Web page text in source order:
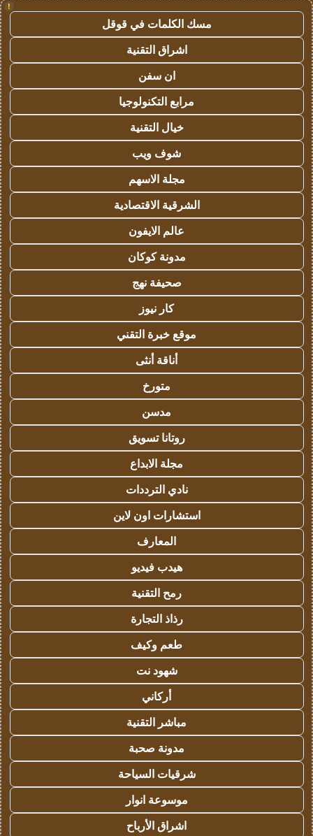
!
مسك الكلمات في قوقل
اشراق التقنية
ان سفن
مرابع التكنولوجيا
خيال التقنية
شوف ويب
مجلة الاسهم
الشرقية الاقتصادية
عالم الايفون
مدونة كوكان
صحيفة نهج
كار نيوز
موقع خبرة التقني
أناقة أنثى
متورخ
مدسن
روتانا تسويق
مجلة الابداع
نادي الترددات
استشارات اون لاين
المعارف
هيدب فيديو
رمح التقنية
رذاذ التجارة
طعم وكيف
شهود نت
أركاني
مباشر التقنية
مدونة صحبة
شرقيات السياحة
موسوعة انوار
اشراق الأرباح